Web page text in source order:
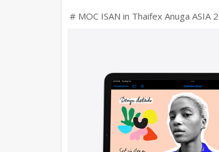
# MOC ISAN in Thaifex Anuga